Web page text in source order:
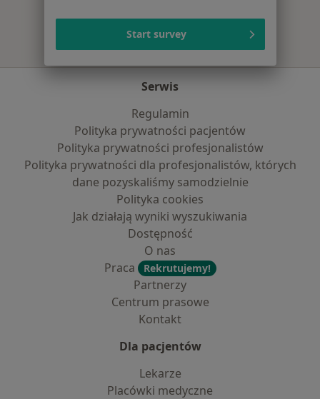
Serwis
Regulamin
Polityka prywatności pacjentów
Polityka prywatności profesjonalistów
Polityka prywatności dla profesjonalistów, których
dane pozyskaliśmy samodzielnie
Polityka cookies
Jak działają wyniki wyszukiwania
Dostępność
O nas
Praca
Rekrutujemy!
Partnerzy
Centrum prasowe
Kontakt
Dla pacjentów
Lekarze
Placówki medyczne
Start survey